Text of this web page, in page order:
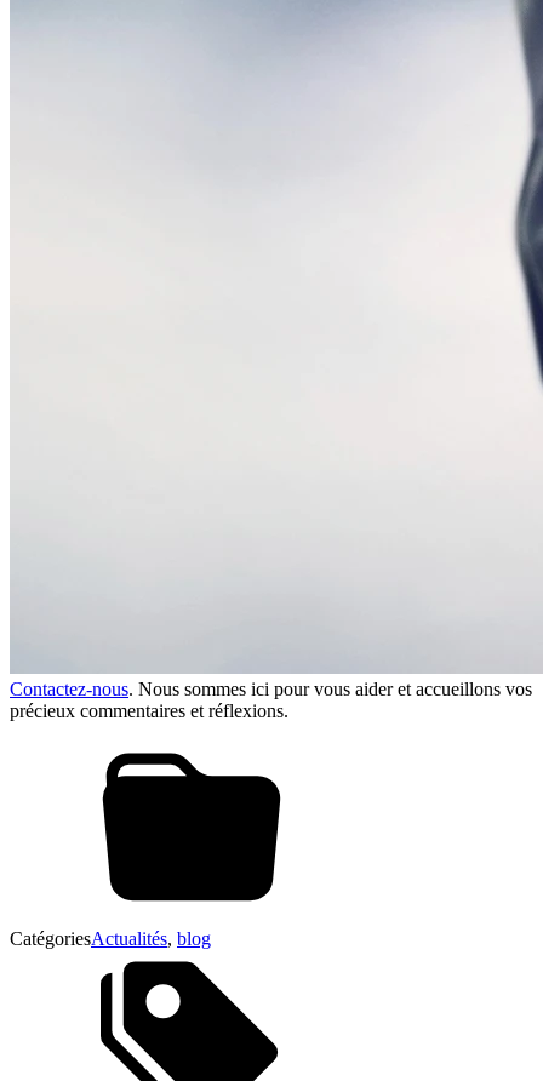
Contactez-nous. Nous sommes ici pour vous aider et accueillons vos
précieux commentaires et réflexions.
CatégoriesActualités, blog